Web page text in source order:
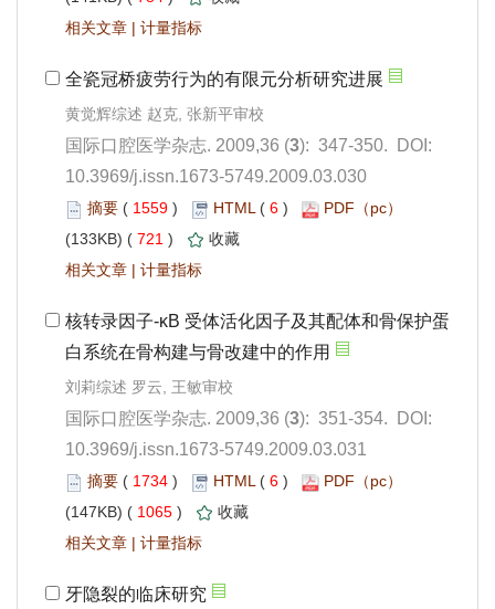
|
): 347-350. DOI:
10.3969/j.issn.1673-5749.2009.03.030
1559 ) 6 )
721 )
|
): 351-354. DOI:
10.3969/j.issn.1673-5749.2009.03.031
1734 ) 6 )
1065 )
|